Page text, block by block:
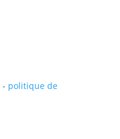
- politique de